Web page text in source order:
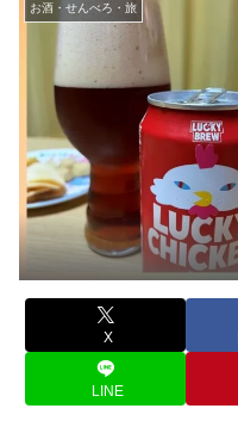
お酒・せんべろ・旅
X
LINE